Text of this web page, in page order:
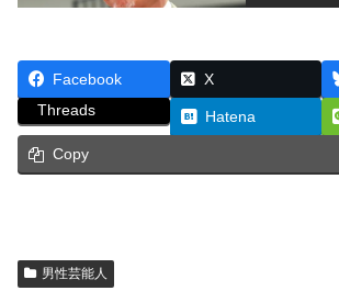
Facebook X
Threads
Hatena
Copy
男性芸能人